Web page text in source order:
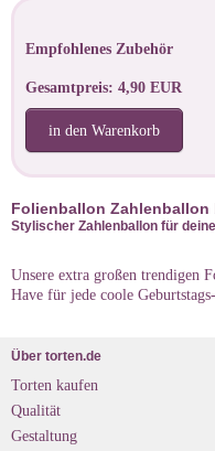
Empfohlenes Zubehör
Gesamtpreis: 4,90 EUR
in den Warenkorb
Folienballon Zahlenballon
Stylischer Zahlenballon für
Unsere extra großen trendigen
Have für jede coole
Über torten.de
Torten kaufen
Qualität
Gestaltung